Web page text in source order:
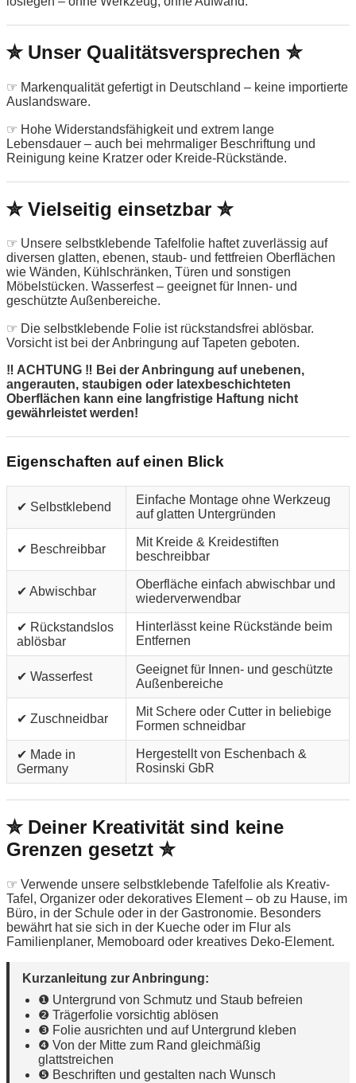
✮ Unser Qualitätsversprechen ✮
☞ Markenqualität gefertigt in Deutschland – keine importierte
Auslandsware.
☞ Hohe Widerstandsfähigkeit und extrem lange
Lebensdauer – auch bei mehrmaliger Beschriftung und
Reinigung keine Kratzer oder Kreide-Rückstände.
✮ Vielseitig einsetzbar ✮
☞ Unsere selbstklebende Tafelfolie haftet zuverlässig auf
diversen glatten, ebenen, staub- und fettfreien Oberflächen
wie Wänden, Kühlschränken, Türen und sonstigen
Möbelstücken. Wasserfest – geeignet für Innen- und
geschützte Außenbereiche.
☞ Die selbstklebende Folie ist rückstandsfrei ablösbar.
Vorsicht ist bei der Anbringung auf Tapeten geboten.
‼ ACHTUNG ‼ Bei der Anbringung auf unebenen,
angerauten, staubigen oder latexbeschichteten
Oberflächen kann eine langfristige Haftung nicht
gewährleistet werden!
Eigenschaften auf einen Blick
✔ Selbstklebend
Einfache Montage ohne Werkzeug
auf glatten Untergründen
✔ Beschreibbar
Mit Kreide & Kreidestiften
beschreibbar
✔ Abwischbar
Oberfläche einfach abwischbar und
wiederverwendbar
✔ Rückstandslos
ablösbar
Hinterlässt keine Rückstände beim
Entfernen
✔ Wasserfest
Geeignet für Innen- und geschützte
Außenbereiche
✔ Zuschneidbar
Mit Schere oder Cutter in beliebige
Formen schneidbar
✔ Made in
Germany
Hergestellt von Eschenbach &
Rosinski GbR
✮ Deiner Kreativität sind keine
Grenzen gesetzt ✮
☞ Verwende unsere selbstklebende Tafelfolie als Kreativ-
Tafel, Organizer oder dekoratives Element – ob zu Hause, im
Büro, in der Schule oder in der Gastronomie. Besonders
bewährt hat sie sich in der Kueche oder im Flur als
Familienplaner, Memoboard oder kreatives Deko-Element.
Kurzanleitung zur Anbringung:
❶ Untergrund von Schmutz und Staub befreien
❷ Trägerfolie vorsichtig ablösen
❸ Folie ausrichten und auf Untergrund kleben
❹ Von der Mitte zum Rand gleichmäßig
glattstreichen
❺ Beschriften und gestalten nach Wunsch